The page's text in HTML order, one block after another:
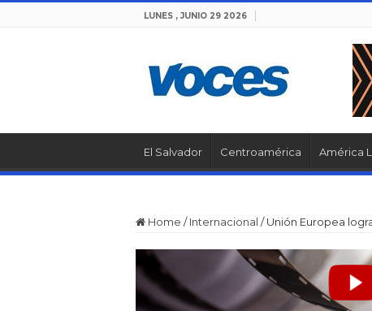
LUNES , JUNIO 29 2026
El Salvador Centroamérica América
Home / Internacional / Unión Europea